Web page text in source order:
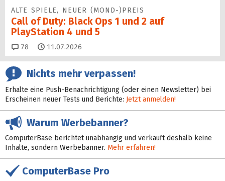
ALTE SPIELE, NEUER (MOND-)PREIS
Call of Duty: Black Ops 1 und 2 auf
PlayStation 4 und 5
78 Kommentare
11.07.2026
Nichts mehr verpassen!
Erhalte eine Push-Benachrichtigung (oder einen Newsletter) bei
Erscheinen neuer Tests und Berichte: Jetzt anmelden!
Warum Werbebanner?
ComputerBase berichtet unabhängig und verkauft deshalb keine
Inhalte, sondern Werbebanner. Mehr erfahren!
ComputerBase Pro